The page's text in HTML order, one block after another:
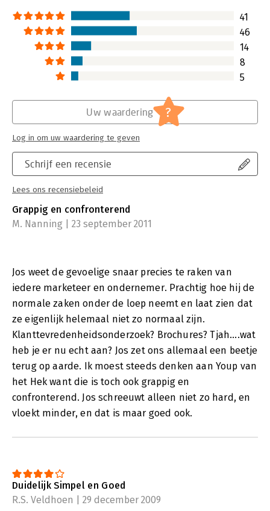
41
46
14
8
5
Schrijf een recensie
Lees ons recensiebeleid
Uw waardering ?
Log in om uw waardering te geven
Grappig en confronterend
M. Nanning | 23 september 2011
Jos weet de gevoelige snaar precies te raken van
iedere marketeer en ondernemer. Prachtig hoe hij de
normale zaken onder de loep neemt en laat zien dat
ze eigenlijk helemaal niet zo normaal zijn.
Klanttevredenheidsonderzoek? Brochures? Tjah....wat
heb je er nu echt aan? Jos zet ons allemaal een beetje
terug op aarde. Ik moest steeds denken aan Youp van
het Hek want die is toch ook grappig en
confronterend. Jos schreeuwt alleen niet zo hard, en
vloekt minder, en dat is maar goed ook.
Duidelijk Simpel en Goed
R.S. Veldhoen | 29 december 2009